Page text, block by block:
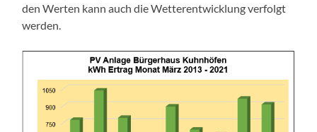
den Werten kann auch die Wetterentwicklung verfolgt
werden.